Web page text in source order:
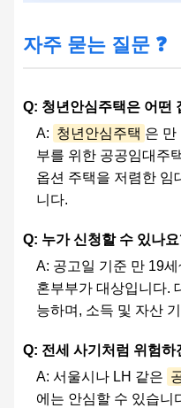
자주 묻는 질문 ❓
Q: 청년안심주택은 어떤
A: 청년안심주택 은 만
부를 위한 공공임대주
옵션 주택을 저렴한 임
니다.
Q: 누가 신청할 수 있나
A: 공고일 기준 만 19
혼부부가 대상입니다.
능하며, 소득 및 자산
Q: 전세 사기처럼 위험하
A: 서울시나 LH 같은
에는 안심할 수 있습니